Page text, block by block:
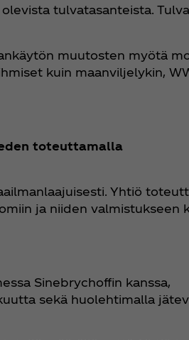
tulvatasanteista.
muutosten myötä
kuin maanviljelykin,
toteuttamalla
Yhtiö
ja niiden valmistukseen
Sinebrychoffin kanssa,
sekä huolehtimalla